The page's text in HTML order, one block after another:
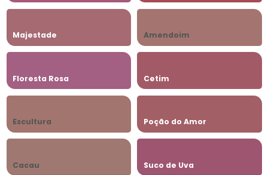
Majestade Amendoim
Floresta Rosa Cetim
Escultura Poção do Amor
Cacau Suco de Uva